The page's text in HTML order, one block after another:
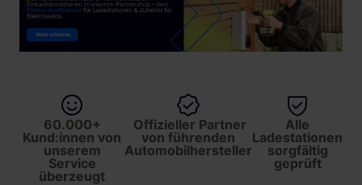
60.000+
Kund:innen von
unserem
Service
überzeugt
Offizieller Partner
von führenden
Automobilhersteller
Alle
Ladestationen
sorgfältig
geprüft